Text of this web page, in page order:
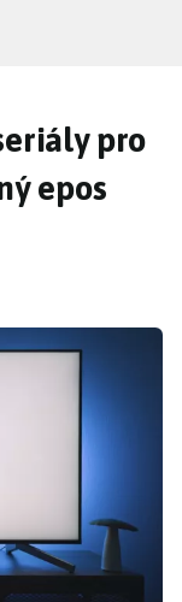
pro
epos